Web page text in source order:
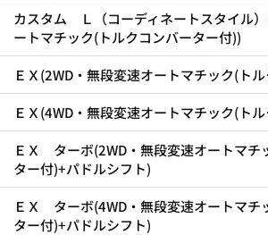
カスタム Ｌ（コーディネートスタイル
ートマチック(トルクコンバーター付))
ＥＸ(2WD・無段変速オートマチック(ト
ＥＸ(4WD・無段変速オートマチック(ト
ＥＸ ターボ(2WD・無段変速オートマチ
ター付)+パドルシフト)
ＥＸ ターボ(4WD・無段変速オートマチ
ター付)+パドルシフト)